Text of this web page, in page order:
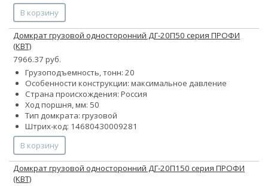
В корзину
Домкрат грузовой односторонний ДГ-20П50 серия ПРОФИ
(КВТ)
7966.37 руб.
Грузоподъемность, тонн: 20
Особенности конструкции: максимальное давление
Страна происхождения: Россия
Ход поршня, мм: 50
Тип домкрата: грузовой
Штрих-код: 14680430009281
В корзину
Домкрат грузовой односторонний ДГ-20П150 серия ПРОФИ
(КВТ)